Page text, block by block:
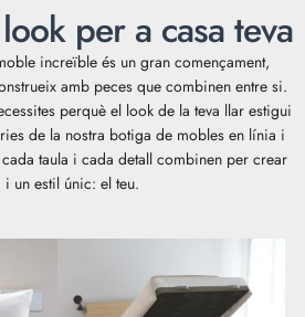
per a casa teva
increïble és un gran començament,
amb peces que combinen entre si.
perquè el look de la teva llar estigui
de la nostra botiga de mobles en línia i
taula i cada detall combinen per crear
un estil únic: el teu.